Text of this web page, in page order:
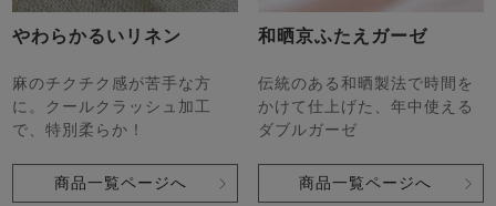
やわらかるいリネン
麻のチクチク感が苦手な方
に。クールクラッシュ加工
で、特別柔らか！
商品一覧ページへ
和晒京ふたえガーゼ
伝統のある和晒製法で時間を
かけて仕上げた、年中使える
ダブルガーゼ
商品一覧ページへ